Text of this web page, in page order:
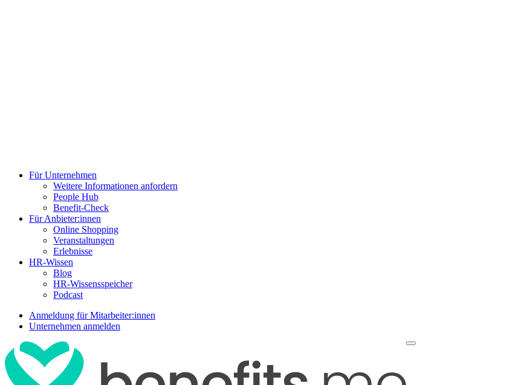
Für Unternehmen
Weitere Informationen anfordern
People Hub
Benefit-Check
Für Anbieter:innen
Online Shopping
Veranstaltungen
Erlebnisse
HR-Wissen
Blog
HR-Wissensspeicher
Podcast
Anmeldung für Mitarbeiter:innen
Unternehmen anmelden